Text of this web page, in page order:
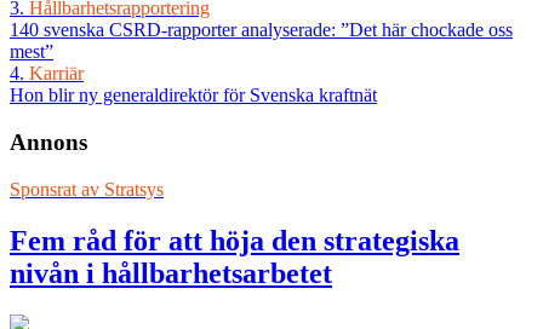
3. Hållbarhetsrapportering
140 svenska CSRD-rapporter analyserade: ”Det här chockade oss
mest”
4. Karriär
Hon blir ny generaldirektör för Svenska kraftnät
Annons
Sponsrat av Stratsys
Fem råd för att höja den strategiska
nivån i hållbarhetsarbetet